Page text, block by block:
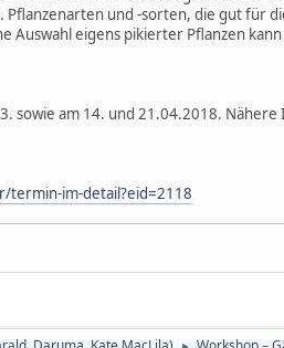
Pflanzenarten und -sorten, die gut für
Auswahl eigens pikierter Pflanzen
sowie am 14. und 21.04.2018.
termin-im-detail?eid=2118